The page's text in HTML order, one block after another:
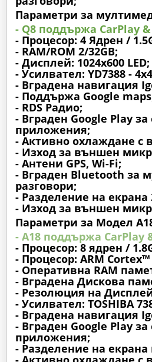
Параметри за
- Q8 поддържа CarPlay
- Процесор: 4 Ядрен /
- RAM/ROM 2/32GB;
- Дисплей: 1024х600 LED;
- Усилвател: YD7388 -
- Вградена навигация
- Поддържа Google
- RDS Радио;
- Вграден Google Play
приложения;
- Активно охлаждане с
- Изход за външен
- Антени GPS, Wi-Fi;
- Вграден Bluetooth за
разговори;
- Разделение на екрана
- Изход за външен
Параметри за Модел
- A18 поддържа CarPlay
- Процесор: 8 ядрен /
- Процесор: ARM Cortex™
- Оперативна RAM
- Вградена Дискова
- Резолюция на
- Усилвател: TOSHIBA
- Вградена навигация
- Вграден Google Play
приложения;
- Разделение на екрана